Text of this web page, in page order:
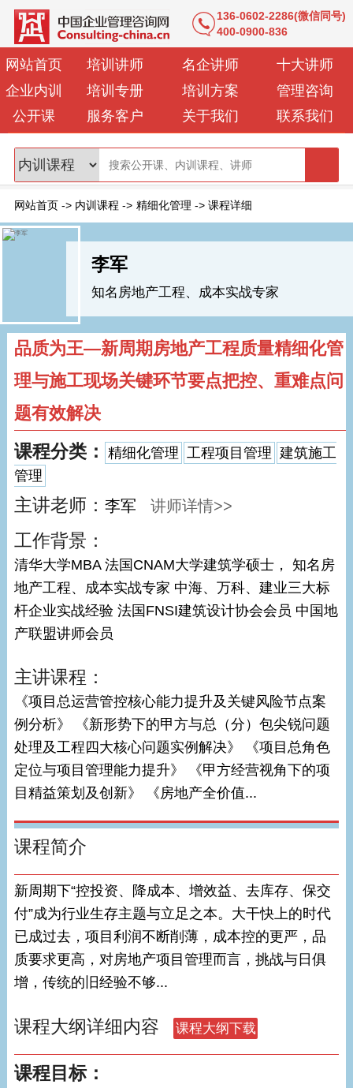
136-0602-2286(微信同号)
400-0900-836
网站首页 培训讲师 名企讲师
十大讲师
企业内训
培训专册 培训方案
管理咨询
公开课
服务客户 关于我们 联系我们
网站首页 -> 内训课程 -> 精细化管理 -> 课程详细
李军
知名房地产工程、成本实战专家
品质为王—新周期房地产工程质量精细化管
理与施工现场关键环节要点把控、重难点问
题有效解决
课程分类： 精细化管理 工程项目管理 建筑施工
管理
主讲老师： 李军 讲师详情>>
工作背景：
清华大学MBA 法国CNAM大学建筑学硕士， 知名房
地产工程、成本实战专家 中海、万科、建业三大标
杆企业实战经验 法国FNSI建筑设计协会会员 中国地
产联盟讲师会员
主讲课程：
《项目总运营管控核心能力提升及关键风险节点案
例分析》 《新形势下的甲方与总（分）包尖锐问题
处理及工程四大核心问题实例解决》 《项目总角色
定位与项目管理能力提升》 《甲方经营视角下的项
目精益策划及创新》 《房地产全价值...
课程简介
新周期下“控投资、降成本、增效益、去库存、保交
付”成为行业生存主题与立足之本。大干快上的时代
已成过去，项目利润不断削薄，成本控的更严，品
质要求更高，对房地产项目管理而言，挑战与日俱
增，传统的旧经验不够...
课程大纲详细内容
课程目标：